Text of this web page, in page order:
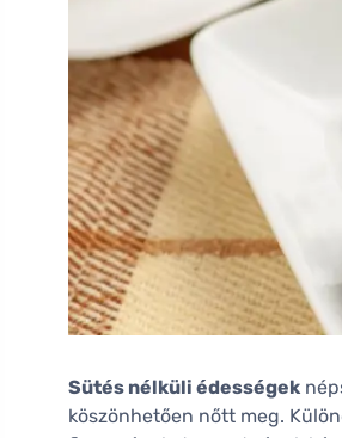
Sütés nélküli édességek
köszönhetően nőtt meg.